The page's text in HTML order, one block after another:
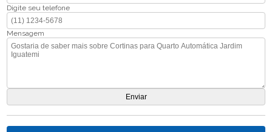
Digite seu telefone
Mensagem